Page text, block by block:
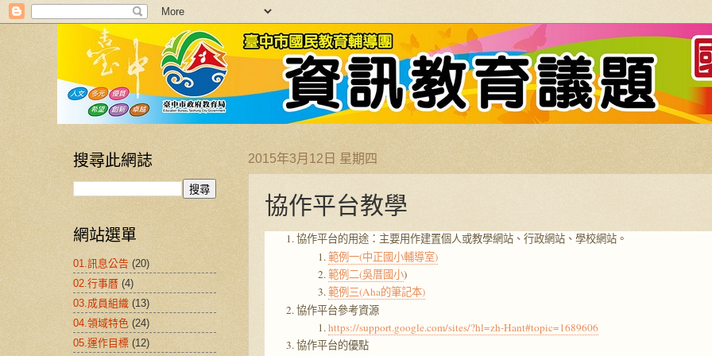
2015年3月12日 星期四
協作平台教學
協作平台的用途：主要用作建置個人或教學網站、行政網站、學校網站。
範例一(中正國小輔導室)
範例二(吳厝國小)
範例三(Aha的筆記本)
協作平台參考資源
https://support.google.com/sites/?hl=zh-Hant#topic=1689606
協作平台的優點
搜尋此網誌
網站選單
01.訊息公告 (20)
02.行事曆 (4)
03.成員組織 (13)
04.領域特色 (24)
05.運作目標 (12)